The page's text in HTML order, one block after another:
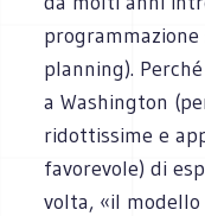
planning).
a Washington
ridottissime e
favorevole) di
volta, «il modello